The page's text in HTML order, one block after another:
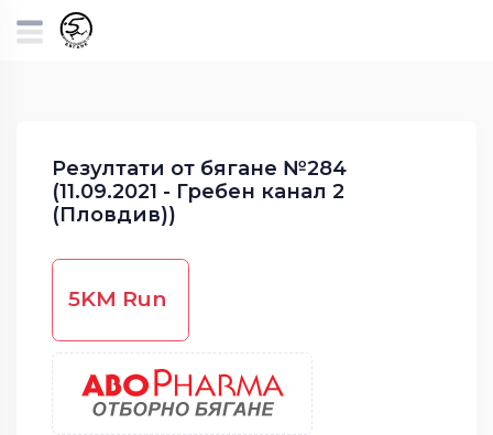
Резултати от бягане №284
(11.09.2021 - Гребен канал 2
(Пловдив))
5KM Run